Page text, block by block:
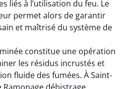
liés à l’utilisation du feu. Le
permet alors de garantir
et maîtrisé du système de
constitue une opération
les résidus incrustés et
fluide des fumées. À Saint-